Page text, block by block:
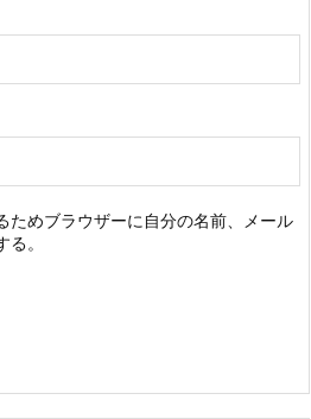
ためブラウザーに自分の名前、メール
。